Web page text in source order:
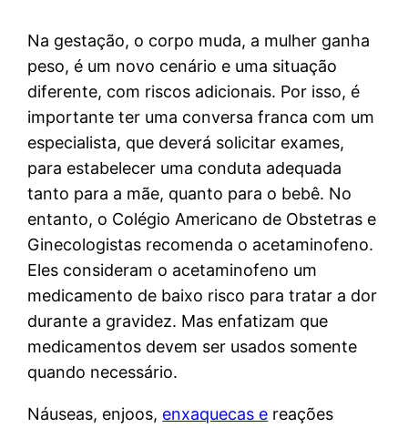
Na gestação, o corpo muda, a mulher ganha
peso, é um novo cenário e uma situação
diferente, com riscos adicionais. Por isso, é
importante ter uma conversa franca com um
especialista, que deverá solicitar exames,
para estabelecer uma conduta adequada
tanto para a mãe, quanto para o bebê. No
entanto, o Colégio Americano de Obstetras e
Ginecologistas recomenda o acetaminofeno.
Eles consideram o acetaminofeno um
medicamento de baixo risco para tratar a dor
durante a gravidez. Mas enfatizam que
medicamentos devem ser usados somente
quando necessário.
Náuseas, enjoos, enxaquecas e reações